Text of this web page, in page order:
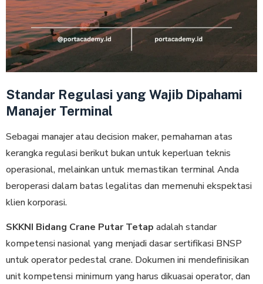
Standar Regulasi yang Wajib Dipahami
Manajer Terminal
Sebagai manajer atau decision maker, pemahaman atas
kerangka regulasi berikut bukan untuk keperluan teknis
operasional, melainkan untuk memastikan terminal Anda
beroperasi dalam batas legalitas dan memenuhi ekspektasi
klien korporasi.
SKKNI Bidang Crane Putar Tetap adalah standar
kompetensi nasional yang menjadi dasar sertifikasi BNSP
untuk operator pedestal crane. Dokumen ini mendefinisikan
unit kompetensi minimum yang harus dikuasai operator, dan